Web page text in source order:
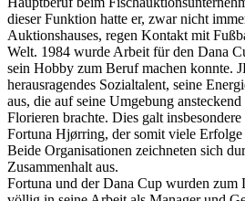
dieser Funktion hatte er, zwar nicht
Auktionshauses, regen Kontakt mit
Welt. 1984 wurde Arbeit für den Dana
sein Hobby zum Beruf machen konnte.
herausragendes Sozialtalent, seine
aus, die auf seine Umgebung
Florieren brachte. Dies galt
Fortuna Hjørring, der somit viele Erfolge
Beide Organisationen zeichneten sich
Zusammenhalt aus.
Fortuna und der Dana Cup wurden zum